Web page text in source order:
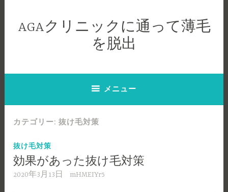
ッ
AGAクリニックに通って薄毛
を脱出
メニュー
カテゴリー:抜け毛対策
抜け毛対策
効果があった抜け毛対策
2020年3月13日 mHMEIYr5